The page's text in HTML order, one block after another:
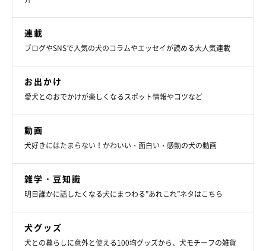
連載
ブログやSNSで人気の犬のコラムやエッセイが読める大人気連載
お出かけ
愛犬とのおでかけが楽しくなるスポット情報やコツなど
動画
犬好きにはたまらない！かわいい・面白い・感動の犬の動画
雑学・豆知識
明日誰かに話したくなる犬にまつわる”あれこれ”ネタはこちら
犬グッズ
犬との暮らしに意外と使える100均グッズから、犬モチーフの雑貨